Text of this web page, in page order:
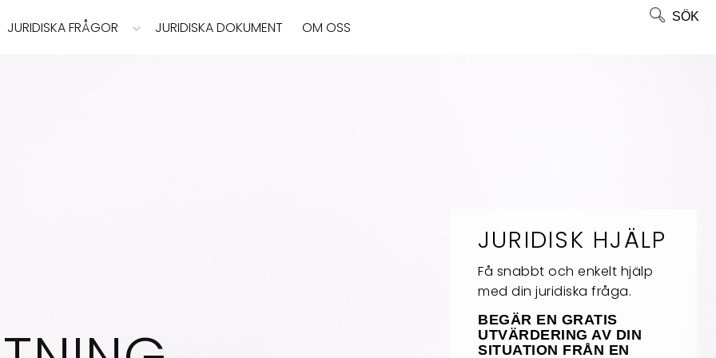
JURIDISKA FRÅGOR JURIDISKA DOKUMENT OM OSS
SÖK
JURIDISK HJÄLP
Få snabbt och enkelt hjälp
med din juridiska fråga.
BEGÄR EN GRATIS
UTVÄRDERING AV DIN
SITUATION FRÅN EN